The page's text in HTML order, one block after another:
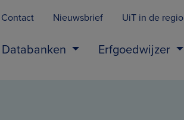
Contact Nieuwsbrief UiT in de regio
Databanken Erfgoedwijzer